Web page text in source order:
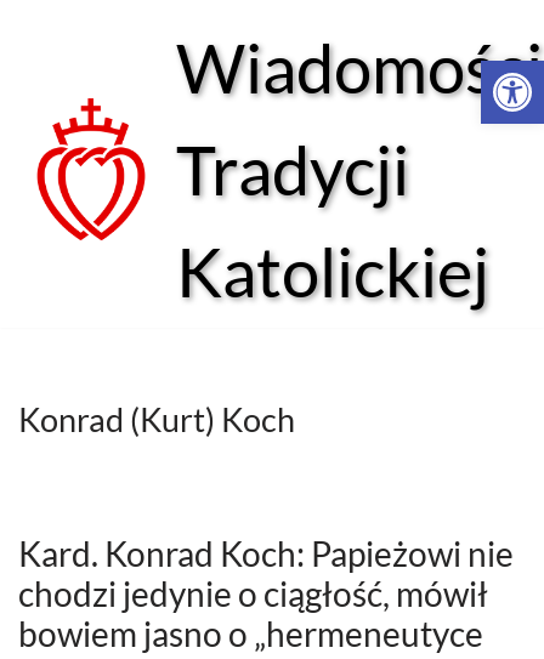
treści
Wiadomości
Tradycji
Katolickiej
Konrad (Kurt) Koch
Kard. Konrad Koch: Papieżowi nie
chodzi jedynie o ciągłość, mówił
bowiem jasno o „hermeneutyce